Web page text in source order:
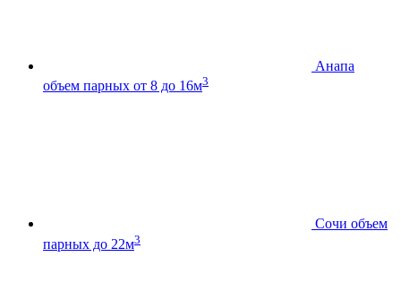
Анапа
объем парных от 8 до 16м3
Сочи объем
парных до 22м3